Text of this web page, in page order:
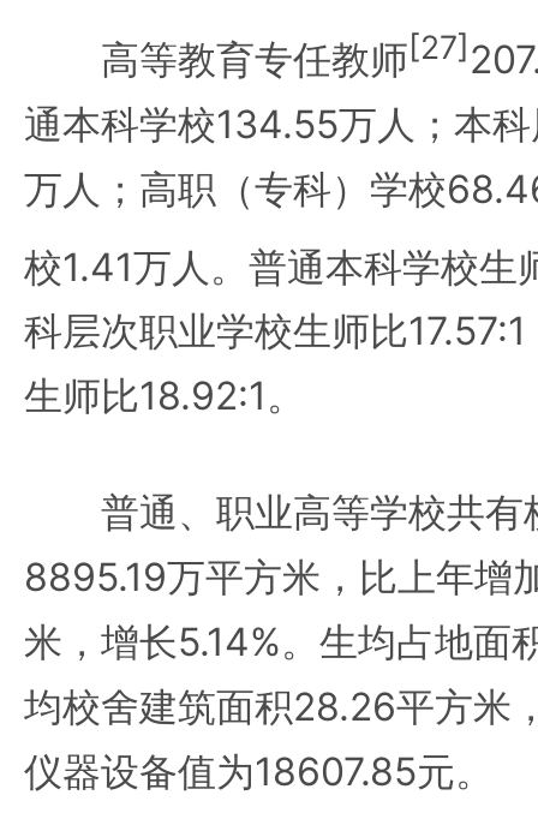
高等教育专任教师[27]
通本科学校134.55万人；本
万人；高职（专科）学校
校1.41万人。普通本科学校生
科层次职业学校生师比
生师比18.92:1。
普通、职业高等学校共有
8895.19万平方米，比上年增
米，增长5.14%。生均占地面
均校舍建筑面积28.26平方米
仪器设备值为18607.85元。